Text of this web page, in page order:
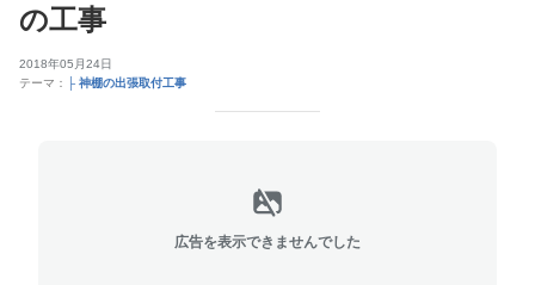
の工事
2018年05月24日
テーマ：
├ 神棚の出張取付工事
広告を表示できませんでした